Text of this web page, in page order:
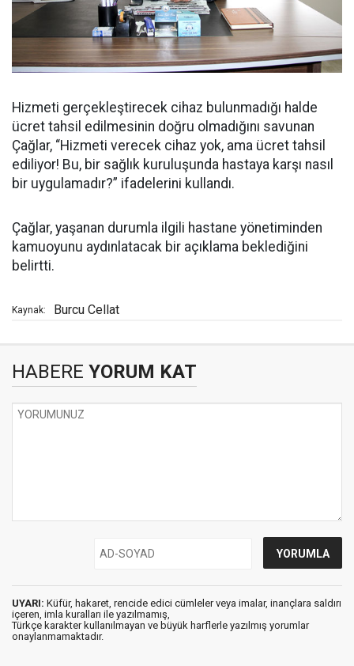
Hizmeti gerçekleştirecek cihaz bulunmadığı halde
ücret tahsil edilmesinin doğru olmadığını savunan
Çağlar, “Hizmeti verecek cihaz yok, ama ücret tahsil
ediliyor! Bu, bir sağlık kuruluşunda hastaya karşı nasıl
bir uygulamadır?” ifadelerini kullandı.
Çağlar, yaşanan durumla ilgili hastane yönetiminden
kamuoyunu aydınlatacak bir açıklama beklediğini
belirtti.
Kaynak: Burcu Cellat
HABERE YORUM KAT
UYARI: Küfür, hakaret, rencide edici cümleler veya imalar, inançlara saldırı
içeren, imla kuralları ile yazılmamış,
Türkçe karakter kullanılmayan ve büyük harflerle yazılmış yorumlar
onaylanmamaktadır.